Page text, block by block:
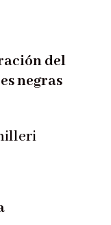
del
negras